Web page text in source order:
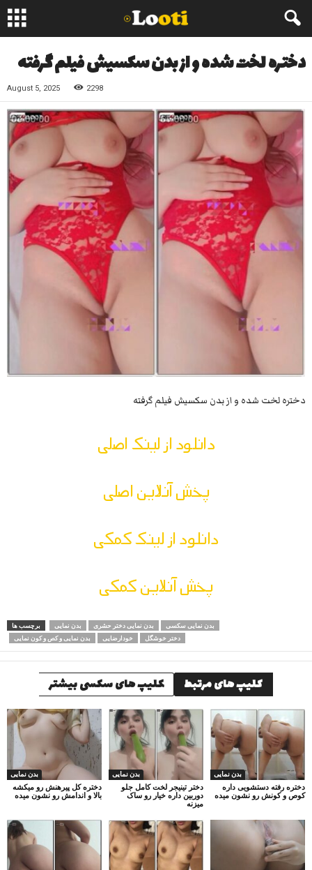
دختره لخت شده و از بدن سکسیش فیلم گرفته
August 5, 2025 2298
دختره لخت شده و از بدن سکسیش فیلم گرفته
دانلود از لینک اصلی
پخش آنلاین اصلی
دانلود از لینک کمکی
پخش آنلاین کمکی
برچسب ها بدن نمایی بدن نمایی دختر حشری
بدن نمایی سکسی
بدن نمایی و کص و کون نمایی
خودارضایی دختر خوشگل
کلیپ های مرتبط کلیپ های سکسی بیشتر
بدن نمایی
دختره کل پیرهنش رو میکشه
بالا و اندامش رو نشون میده
بدن نمایی
دختر تینیجر لخت کامل جلو
دوربین داره خیار رو ساک
میزنه
بدن نمایی
دختره رفته دستشویی داره
کوص و کونش رو نشون میده